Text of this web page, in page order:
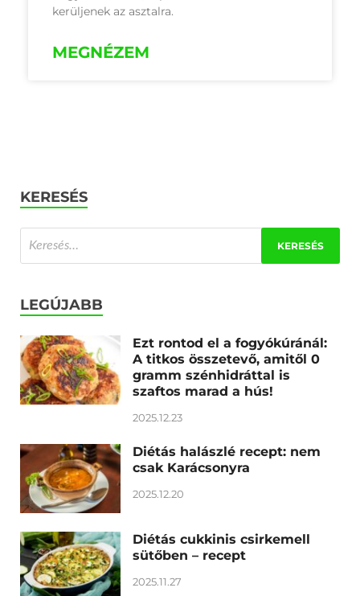
kerüljenek az asztalra.
MEGNÉZEM
KERESÉS
LEGÚJABB
Ezt rontod el a fogyókúránál:
A titkos összetevő, amitől 0
gramm szénhidráttal is
szaftos marad a hús!
2025.12.23
Diétás halászlé recept: nem
csak Karácsonyra
2025.12.20
Diétás cukkinis csirkemell
sütőben – recept
2025.11.27